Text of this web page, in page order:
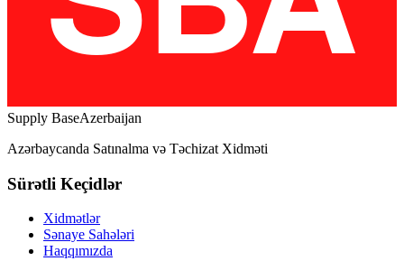
Supply BaseAzerbaijan
Azərbaycanda Satınalma və Təchizat Xidməti
Sürətli Keçidlər
Xidmətlər
Sənaye Sahələri
Haqqımızda